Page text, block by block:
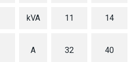
kVA 11 14
A 32 40